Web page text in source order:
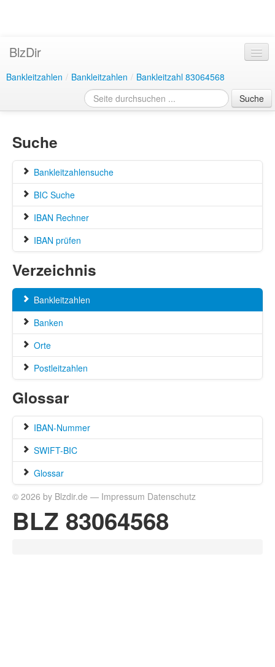
BlzDir
Bankleitzahlen / Bankleitzahlen / Bankleitzahl 83064568
Suche
Suche
Bankleitzahlensuche
BIC Suche
IBAN Rechner
IBAN prüfen
Verzeichnis
Bankleitzahlen
Banken
Orte
Postleitzahlen
Glossar
IBAN-Nummer
SWIFT-BIC
Glossar
© 2026 by Blzdir.de — Impressum Datenschutz
BLZ 83064568